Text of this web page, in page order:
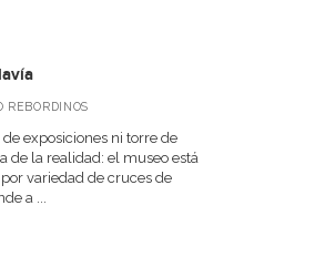
REBORDINOS
exposiciones ni torre de
de la realidad: el museo está
variedad de cruces de
a ...